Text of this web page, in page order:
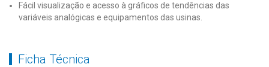
Fácil visualização e acesso à gráficos de tendências das
variáveis analógicas e equipamentos das usinas.
Ficha Técnica